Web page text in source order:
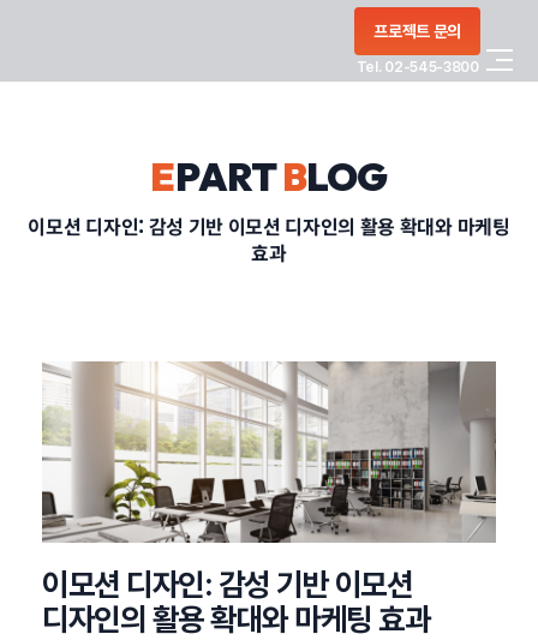
프로젝트 문의
Tel. 02-545-3800
CONTACT
정부지원사업
EPARTBLOG
이모션 디자인: 감성 기반 이모션 디자인의 활용 확대와 마케팅
효과
이모션 디자인: 감성 기반 이모션
디자인의 활용 확대와 마케팅 효과